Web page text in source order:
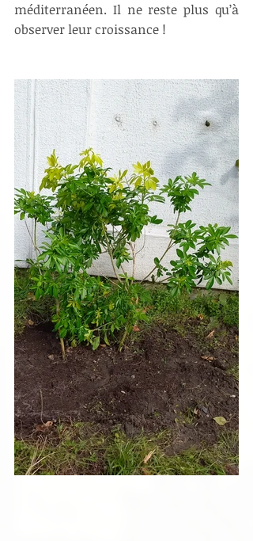
méditerranéen. Il ne reste plus qu’à
observer leur croissance !